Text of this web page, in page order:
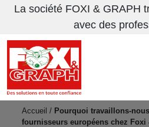
La société FOXI & GRAPH
avec des
Accueil / Pourquoi travaillons-
fournisseurs européens chez Foxi